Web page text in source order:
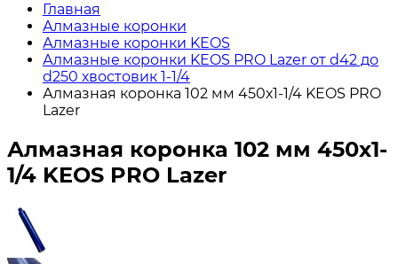
Главная
Алмазные коронки
Алмазные коронки KEOS
Алмазные коронки KEOS PRO Lazer от d42 до
d250 хвостовик 1-1/4
Алмазная коронка 102 мм 450х1-1/4 KEOS PRO
Lazer
Алмазная коронка 102 мм 450х1-
1/4 KEOS PRO Lazer